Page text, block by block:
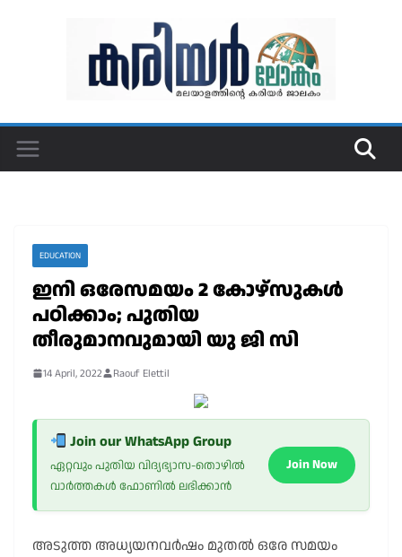
EDUCATION
ഇനി ഒരേസമയം 2 കോഴ്സുകൾ
പഠിക്കാം; പുതിയ
തീരുമാനവുമായി യു ജി സി
14 April, 2022 Raouf Elettil
Join our WhatsApp Group
ഏറ്റവും പുതിയ വിദ്യഭ്യാസ-തൊഴിൽ
വാർത്തകൾ ഫോണിൽ ലഭിക്കാൻ
Join Now
അടുത്ത അധ്യയനവർഷം മുതൽ ഒരേ സമയം